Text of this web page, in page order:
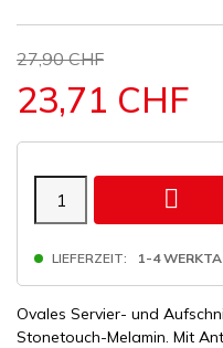
27,90 CHF
23,71 CHF

LIEFERZEIT: 1-4
Ovales Servier- und
Stonetouch-Melamin. Mit